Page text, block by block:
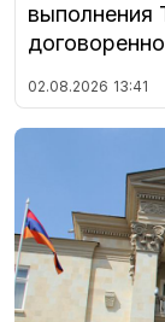
выполнения
02.08.2026 13:41